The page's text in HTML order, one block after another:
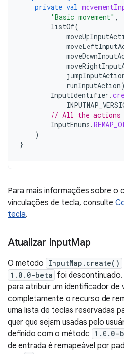
private val
"Basic movement" ,
listOf(
runInputAction
InputIdentifier .
// All the actions
InputEnums .
)
}
Para mais informações sobre o
vinculações de tecla, consulte
tecla.
Atualizar InputMap
O método InputMap.create()
1.0.0-beta foi descontinuado.
para atribuir um identificador de
completamente o recurso de
uma lista de teclas reservadas
quer que sejam usadas pelo
definido com o método 1.0.0-
de entrada é remapeável por